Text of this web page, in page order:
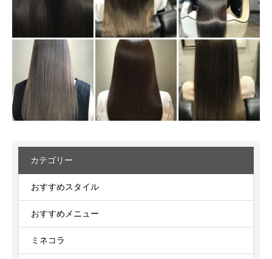
カテゴリー
おすすめスタイル
おすすめメニュー
ミネコラ